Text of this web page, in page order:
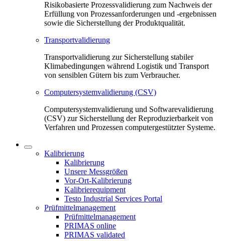
Risikobasierte Prozessvalidierung zum Nachweis der
Erfüllung von Prozessanforderungen und -ergebnissen
sowie die Sicherstellung der Produktqualität.
Transportvalidierung
Transportvalidierung zur Sicherstellung stabiler
Klimabedingungen während Logistik und Transport
von sensiblen Gütern bis zum Verbraucher.
Computersystemvalidierung (CSV)
Computersystemvalidierung und Softwarevalidierung
(CSV) zur Sicherstellung der Reproduzierbarkeit von
Verfahren und Prozessen computergestützter Systeme.
Kalibrierung
Kalibrierung
Unsere Messgrößen
Vor-Ort-Kalibrierung
Kalibrierequipment
Testo Industrial Services Portal
Prüfmittelmanagement
Prüfmittelmanagement
PRIMAS online
PRIMAS validated